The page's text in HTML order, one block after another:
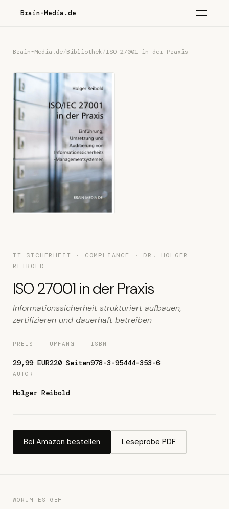
Brain-Media.de
Brain-Media.de/Bibliothek/ISO 27001 in der Praxis
IT-SICHERHEIT · COMPLIANCE · DR. HOLGER
REIBOLD
ISO 27001 in der Praxis
Informationssicherheit strukturiert aufbauen,
zertifizieren und dauerhaft betreiben
PREIS
29,99 EUR
UMFANG
220 Seiten
ISBN
978-3-95444-353-6
AUTOR
Holger Reibold
Bei Amazon bestellen Leseprobe PDF
WORUM ES GEHT